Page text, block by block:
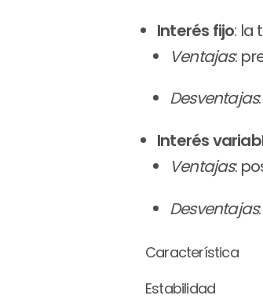
Interés fijo: la
Ventajas:
Desventajas
Interés
Ventajas:
Desventajas
Característica
Estabilidad